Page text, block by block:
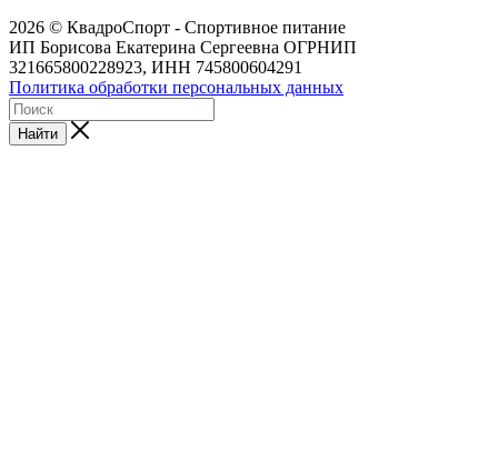
2026 © КвадроСпорт - Спортивное питание
ИП Борисова Екатерина Сергеевна ОГРНИП
321665800228923, ИНН 745800604291
Политика обработки персональных данных
Найти